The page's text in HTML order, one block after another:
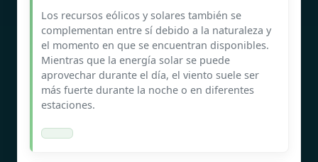
Los recursos eólicos y solares también se
complementan entre sí debido a la naturaleza y
el momento en que se encuentran disponibles.
Mientras que la energía solar se puede
aprovechar durante el día, el viento suele ser
más fuerte durante la noche o en diferentes
estaciones.